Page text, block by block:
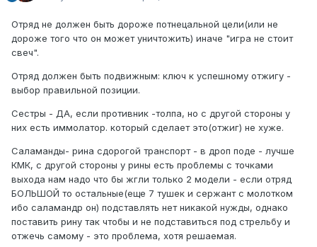
Отряд не должен быть дороже потнецальной цели(или не
дороже того что он может уничтожить) иначе "игра не стоит
свеч".
Отряд должен быть подвижным: ключ к успешному отжигу -
выбор правильной позиции.
Сестры - ДА, если противник -толпа, но с другой стороны у
них есть иммолатор. который сделает это(отжиг) не хуже.
Саламанды- рина сдорогой транспорт - в дроп поде - лучше
КМК, с другой стороны у рины есть проблемы с точками
выхода нам надо что бы жгли только 2 модели - если отряд
БОЛЬШОЙ то остальные(еще 7 тушек и сержант с молотком
ибо саламандр он) подставлять нет никакой нужды, однако
поставить рину так чтобы и не подставиться под стрельбу и
отжечь самому - это проблема, хотя решаемая.